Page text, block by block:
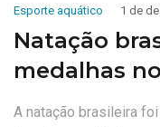
Esporte aquático 1 de
Natação
medalhas
A natação brasileira